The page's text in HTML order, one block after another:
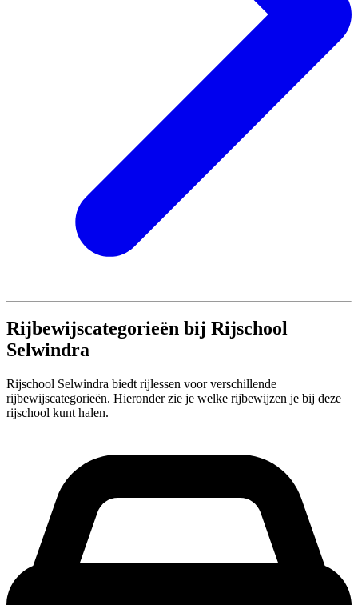
Rijbewijscategorieën bij Rijschool
Selwindra
Rijschool Selwindra biedt rijlessen voor verschillende
rijbewijscategorieën. Hieronder zie je welke rijbewijzen je bij deze
rijschool kunt halen.